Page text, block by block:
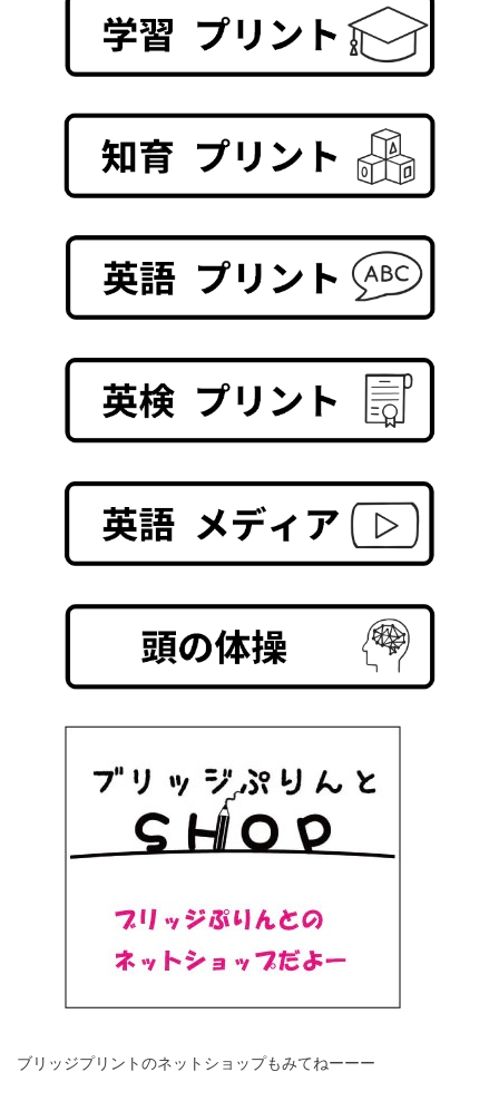
ブリッジプリントのネットショップもみてねーーー